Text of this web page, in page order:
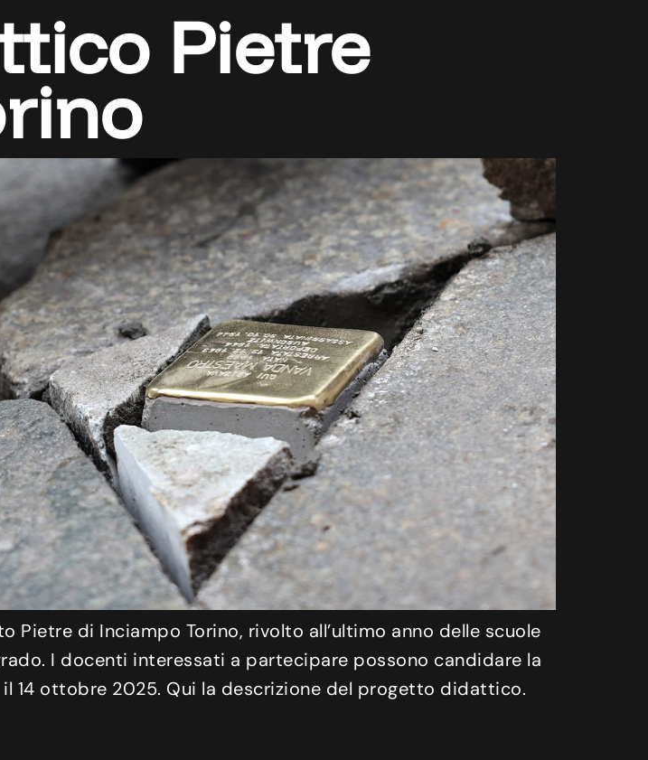
Pietre
di Inciampo Torino, rivolto all’ultimo anno delle scuole
I docenti interessati a partecipare possono candidare la
14 ottobre 2025. Qui la descrizione del progetto didattico.